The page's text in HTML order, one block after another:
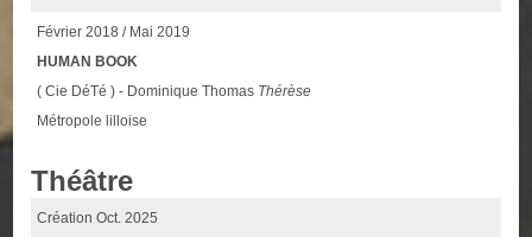
Février 2018 / Mai 2019
HUMAN BOOK
( Cie DéTé ) - Dominique Thomas Thérèse
Métropole lilloise
Théâtre
Création Oct. 2025